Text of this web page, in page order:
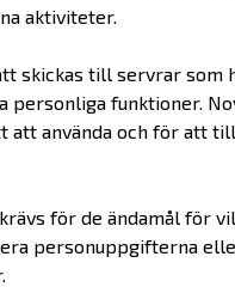
aktiviteter.
skickas till servrar som
personliga funktioner.
använda och för att
för de ändamål för
personuppgifterna